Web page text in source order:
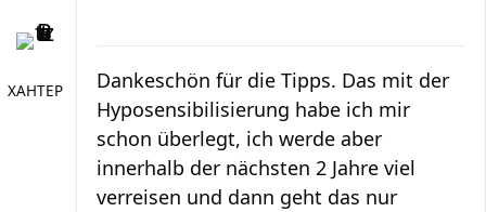
XAHTEP
Dankeschön für die Tipps. Das mit der
Hyposensibilisierung habe ich mir
schon überlegt, ich werde aber
innerhalb der nächsten 2 Jahre viel
verreisen und dann geht das nur